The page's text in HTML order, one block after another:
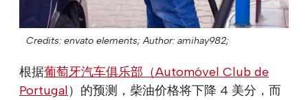
Credits: envato elements; Author: amihay982;
根据葡萄牙汽车俱乐部（Automóvel Club de
Portugal）的预测，柴油价格将下降 4 美分，而